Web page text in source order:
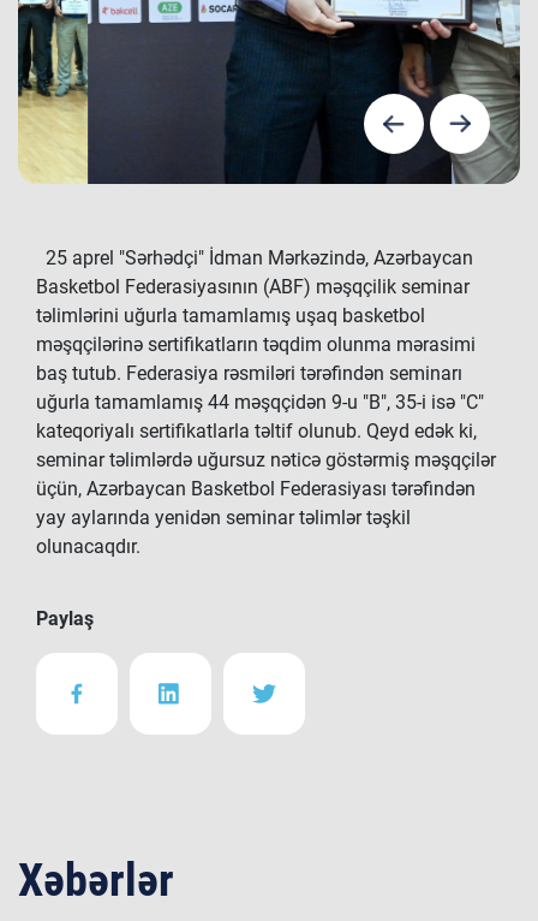
25 aprel "Sərhədçi" İdman Mərkəzində, Azərbaycan
Basketbol Federasiyasının (ABF) məşqçilik seminar
təlimlərini uğurla tamamlamış uşaq basketbol
məşqçilərinə sertifikatların təqdim olunma mərasimi
baş tutub. Federasiya rəsmiləri tərəfindən seminarı
uğurla tamamlamış 44 məşqçidən 9-u "B", 35-i isə "C"
kateqoriyalı sertifikatlarla təltif olunub. Qeyd edək ki,
seminar təlimlərdə uğursuz nəticə göstərmiş məşqçilər
üçün, Azərbaycan Basketbol Federasiyası tərəfindən
yay aylarında yenidən seminar təlimlər təşkil
olunacaqdır.
Paylaş
Xəbərlər